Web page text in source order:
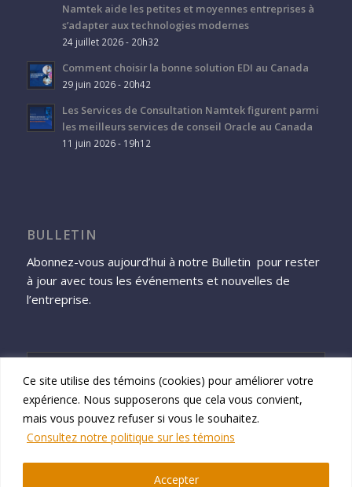
Ce site utilise des témoins (cookies) pour améliorer votre
expérience. Nous supposerons que cela vous convient,
mais vous pouvez refuser si vous le souhaitez.
Consultez notre politique sur les témoins
Accepter
Namtek aide les petites et moyennes entreprises à
s’adapter aux technologies modernes
24 juillet 2026 - 20h32
Comment choisir la bonne solution EDI au Canada
29 juin 2026 - 20h42
Les Services de Consultation Namtek figurent parmi
les meilleurs services de conseil Oracle au Canada
11 juin 2026 - 19h12
BULLETIN
Abonnez-vous aujourd’hui à notre Bulletin pour rester
à jour avec tous les événements et nouvelles de
l’entreprise.
S'inscrire